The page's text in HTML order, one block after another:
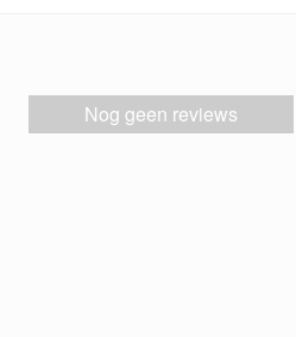
Nog geen reviews